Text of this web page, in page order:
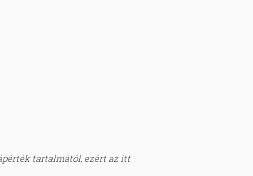
tartalmától, ezért az itt